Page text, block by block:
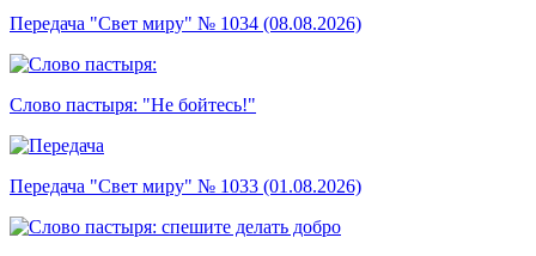
Передача "Свет миру" № 1034 (08.08.2026)
Слово пастыря: "Не бойтесь!"
Передача "Свет миру" № 1033 (01.08.2026)